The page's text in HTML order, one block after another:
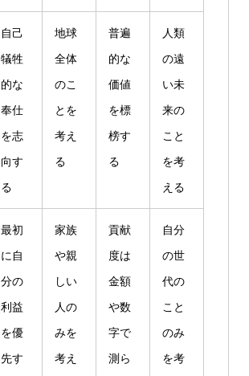
自己
犠牲
的な
奉仕
を志
向す
る
地球
全体
のこ
とを
考え
る
普遍
的な
価値
を標
榜す
る
人類
の遠
い未
来の
こと
を考
える
最初
に自
分の
利益
を優
先す
家族
や親
しい
人の
みを
考え
貢献
度は
金額
や数
字で
測ら
自分
の世
代の
こと
のみ
を考